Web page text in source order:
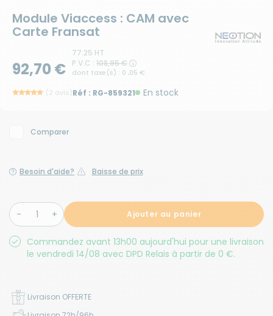
Module Viaccess : CAM avec
Carte Fransat
92,70 €
77.25 HT
P.V.C : 108,95 €
dont taxe(s) : 0 ,05 €
(2 avis)Réf : RG-859321 En stock
Comparer
Besoin d'aide? Baisse de prix
Ajouter au panier
Commandez avant 13h00 aujourd'hui pour une livraison
le vendredi 14/08 avec DPD Relais à partir de 0 €.
Livraison OFFERTE